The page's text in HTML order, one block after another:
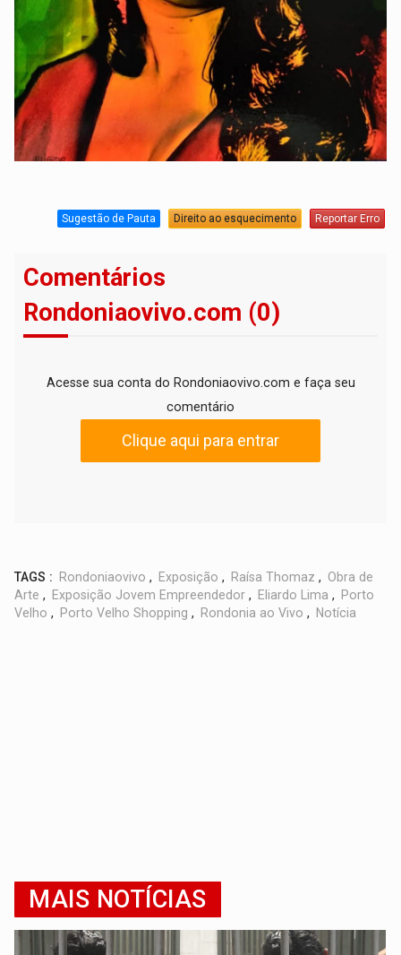
Sugestão de Pauta Direito ao esquecimento Reportar Erro
Comentários
Rondoniaovivo.com (0)
Acesse sua conta do Rondoniaovivo.com e faça seu
comentário
Clique aqui para entrar
TAGS : Rondoniaovivo , Exposição , Raísa Thomaz , Obra de
Arte , Exposição Jovem Empreendedor , Eliardo Lima ,
Porto
Velho , Porto Velho Shopping , Rondonia ao Vivo , Notícia
MAIS NOTÍCIAS